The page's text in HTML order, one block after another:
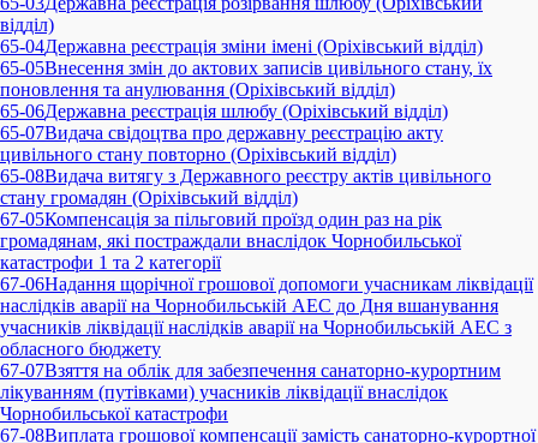
відділ)
65-04Державна реєстрація зміни імені (Оріхівський відділ)
65-05Внесення змін до актових записів цивільного стану, їх
поновлення та анулювання (Оріхівський відділ)
65-06Державна реєстрація шлюбу (Оріхівський відділ)
65-07Видача свідоцтва про державну реєстрацію акту
цивільного стану повторно (Оріхівський відділ)
65-08Видача витягу з Державного реєстру актів цивільного
стану громадян (Оріхівський відділ)
67-05Компенсація за пільговий проїзд один раз на рік
громадянам, які постраждали внаслідок Чорнобильської
катастрофи 1 та 2 категорії
67-06Надання щорічної грошової допомоги учасникам ліквідації
наслідків аварії на Чорнобильській АЕС до Дня вшанування
учасників ліквідації наслідків аварії на Чорнобильській АЕС з
обласного бюджету
67-07Взяття на облік для забезпечення санаторно-курортним
лікуванням (путівками) учасників ліквідації внаслідок
Чорнобильської катастрофи
67-08Виплата грошової компенсації замість санаторно-курортної